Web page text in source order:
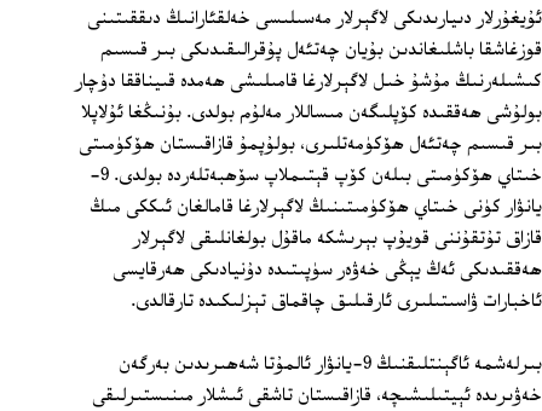
ئۇيغۇرلار دىيارىدىكى لاگېرلار مەسىلىسى خەلقئارانىڭ دىققىتىنى
قوزغاشقا باشلىغاندىن بۇيان چەتئەل پۇقرالىقىدىكى بىر قىسىم
كىشىلەرنىڭ مۇشۇ خىل لاگېرلارغا قامىلىشى ھەمدە قىيناققا دۇچار
بولۇشى ھەققىدە كۆپلىگەن مىساللار مەلۇم بولدى. بۇنىڭغا ئۇلاپلا
بىر قىسىم چەتئەل ھۆكۈمەتلىرى، بولۇپمۇ قازاقىستان ھۆكۈمىتى
خىتاي ھۆكۈمىتى بىلەن كۆپ قېتىملاپ سۆھبەتلەردە بولدى. 9-
يانۋار كۈنى خىتاي ھۆكۈمىتىنىڭ لاگېرلارغا قامالغان ئىككى مىڭ
قازاق تۇتقۇننى قويۇپ بېرىشكە ماقۇل بولغانلىقى لاگېرلار
ھەققىدىكى ئەڭ يېڭى خەۋەر سۈپىتىدە دۇنيادىكى ھەرقايسى
ئاخبارات ۋاسىتىلىرى ئارقىلىق چاقماق تېزلىكىدە تارقالدى.
بىرلەشمە ئاگېنتلىقنىڭ 9-يانۋار ئالمۇتا شەھىرىدىن بەرگەن
خەۋىرىدە ئېيتىلىشىچە، قازاقىستان تاشقى ئىشلار مىنىستىرلىقى